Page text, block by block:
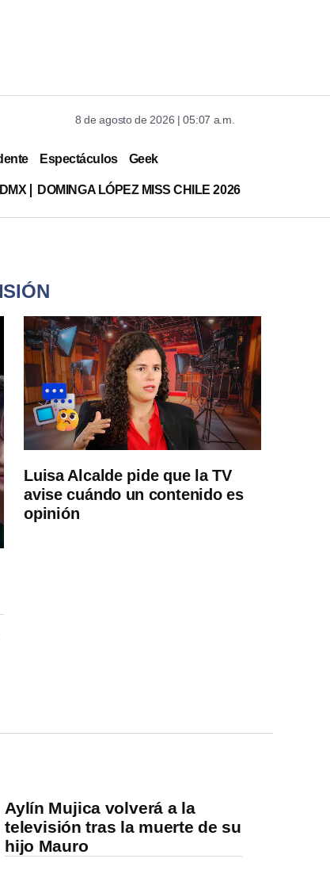
8 de agosto de 2026 | 05:07 a.m.
Espectáculos Geek
DOMINGA LÓPEZ MISS CHILE 2026
Luisa Alcalde pide que la TV
avise cuándo un contenido es
opinión
Aylín Mujica volverá a la
televisión tras la muerte de su
hijo Mauro